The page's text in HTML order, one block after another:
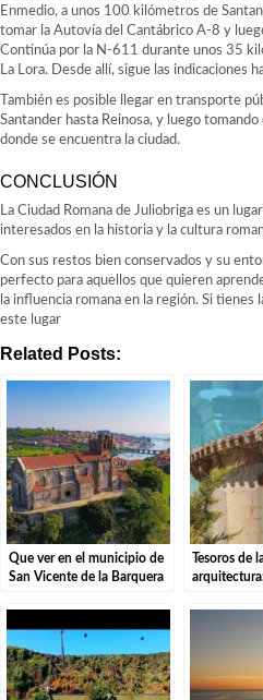
Enmedio, a unos 100 kilómetros de
tomar la Autovía del Cantábrico A-8 y
Continúa por la N-611 durante unos 35
La Lora. Desde allí, sigue las indicaciones
También es posible llegar en transporte
Santander hasta Reinosa, y luego
donde se encuentra la ciudad.
CONCLUSIÓN
La Ciudad Romana de Juliobriga es un
interesados en la historia y la cultura
Con sus restos bien conservados y su
perfecto para aquellos que quieren
la influencia romana en la región. Si
este lugar
Related Posts:
Que ver en el municipio de
San Vicente de la Barquera
Tesoros de